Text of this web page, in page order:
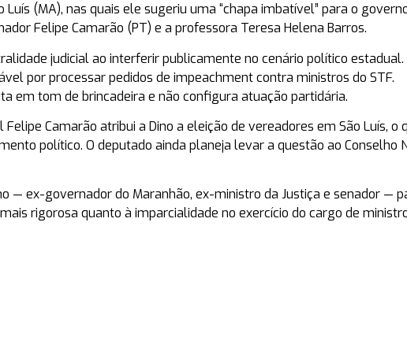
(MA), nas quais ele sugeriu uma “chapa imbatível” para o
Felipe Camarão (PT) e a professora Teresa Helena Barros.
judicial ao interferir publicamente no cenário político estadual.
por processar pedidos de impeachment contra ministros do STF.
em tom de brincadeira e não configura atuação partidária.
Camarão atribui a Dino a eleição de vereadores em São Luís, o
político. O deputado ainda planeja levar a questão ao Conselho
— ex-governador do Maranhão, ex-ministro da Justiça e senador —
rigorosa quanto à imparcialidade no exercício do cargo de